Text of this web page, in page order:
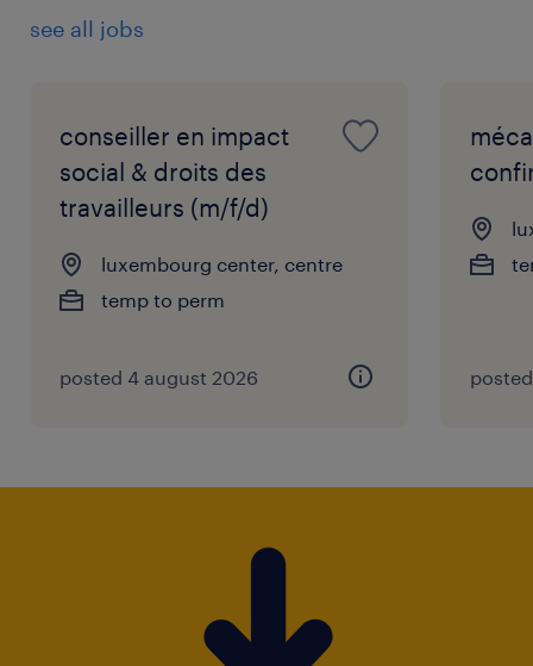
see all jobs
conseiller en impact
social & droits des
travailleurs (m/f/d)
luxembourg center, centre
temp to perm
posted 4 august 2026